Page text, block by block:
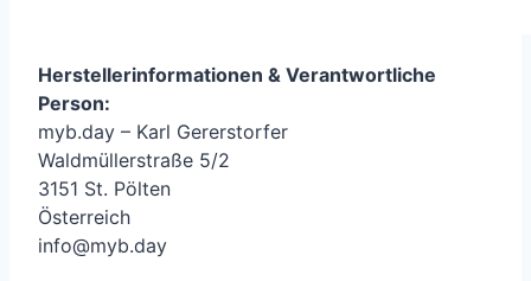
Herstellerinformationen & Verantwortliche
Person:
myb.day – Karl Gererstorfer
Waldmüllerstraße 5/2
3151 St. Pölten
Österreich
info@myb.day